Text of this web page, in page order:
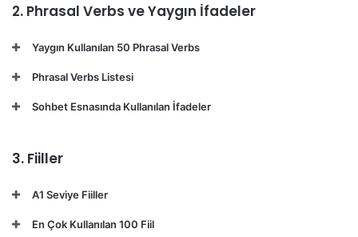
2. Phrasal Verbs ve Yaygın İfadeler
Yaygın Kullanılan 50 Phrasal Verbs
Phrasal Verbs Listesi
Sohbet Esnasında Kullanılan İfadeler
3. Fiiller
A1 Seviye Fiiller
En Çok Kullanılan 100 Fiil